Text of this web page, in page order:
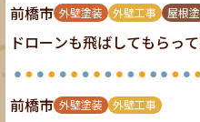
前橋市 外壁塗装 外壁工事 屋根
ドローンも飛ばしてもらっ
前橋市 外壁塗装 外壁工事